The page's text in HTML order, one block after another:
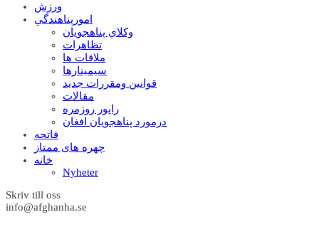
ورزش
امورپناهندگي
وکلاي پناهجويان
تظاهرات
ملاقات ها
سيمينارها
قوانين ومقررات جديد
مقالات
راپور روزمره
درمورد پناهجويان افغان
فاتحه
چهره های ممتاز
خانه
Nyheter
Skriv till oss
info@afghanha.se